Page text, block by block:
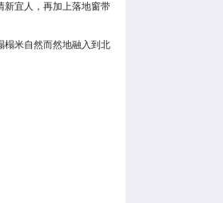
新宜人，再加上落地窗带
榻米自然而然地融入到北